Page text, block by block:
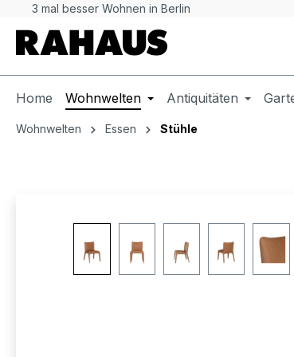
Hauptinhalt springen
Zur Suche springen
Zur Hauptnavigation springen
3 mal besser Wohnen in Berlin
Home Wohnwelten Antiquitäten
Wohnwelten Essen Stühle